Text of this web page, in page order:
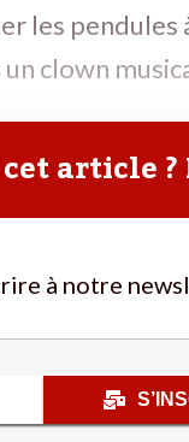
les pendules
clown
article ?
à notre